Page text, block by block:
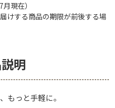
現在）
けする商品の期限が前後する場
明
もっと手軽に。